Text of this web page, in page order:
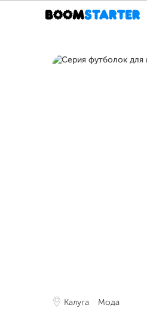
Калуга Мода